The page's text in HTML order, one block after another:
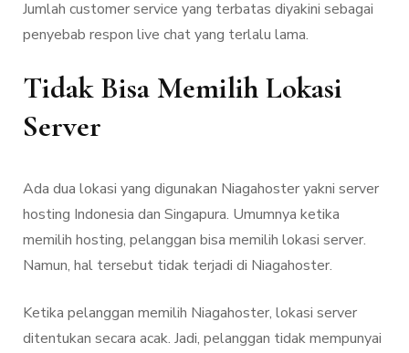
Jumlah customer service yang terbatas diyakini sebagai
penyebab respon live chat yang terlalu lama.
Tidak Bisa Memilih Lokasi
Server
Ada dua lokasi yang digunakan Niagahoster yakni server
hosting Indonesia dan Singapura. Umumnya ketika
memilih hosting, pelanggan bisa memilih lokasi server.
Namun, hal tersebut tidak terjadi di Niagahoster.
Ketika pelanggan memilih Niagahoster, lokasi server
ditentukan secara acak. Jadi, pelanggan tidak mempunyai